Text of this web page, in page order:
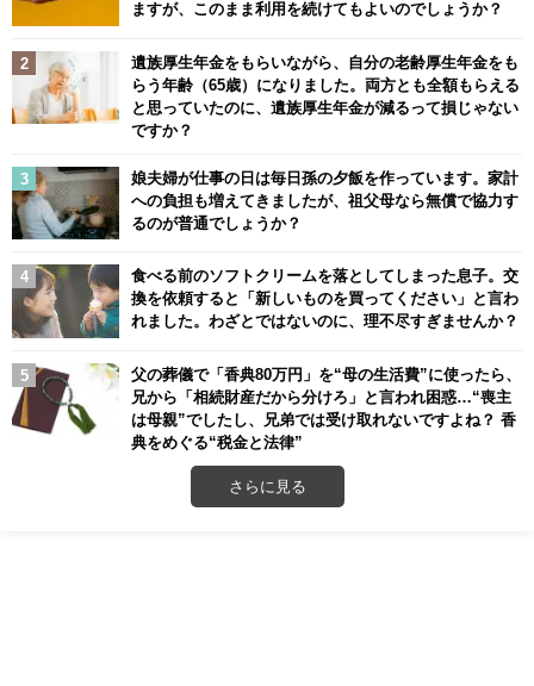
ますが、このまま利用を続けてもよいのでしょうか？
遺族厚生年金をもらいながら、自分の老齢厚生年金をも
らう年齢（65歳）になりました。両方とも全額もらえる
と思っていたのに、遺族厚生年金が減るって損じゃない
ですか？
娘夫婦が仕事の日は毎日孫の夕飯を作っています。家計
への負担も増えてきましたが、祖父母なら無償で協力す
るのが普通でしょうか？
食べる前のソフトクリームを落としてしまった息子。交
換を依頼すると「新しいものを買ってください」と言わ
れました。わざとではないのに、理不尽すぎませんか？
父の葬儀で「香典80万円」を“母の生活費”に使ったら、
兄から「相続財産だから分けろ」と言われ困惑…“喪主
は母親”でしたし、兄弟では受け取れないですよね？ 香
典をめぐる“税金と法律”
さらに見る